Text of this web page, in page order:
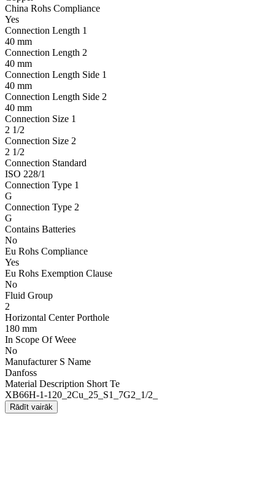
China Rohs Compliance
Yes
Connection Length 1
40 mm
Connection Length 2
40 mm
Connection Length Side 1
40 mm
Connection Length Side 2
40 mm
Connection Size 1
2 1/2
Connection Size 2
2 1/2
Connection Standard
ISO 228/1
Connection Type 1
G
Connection Type 2
G
Contains Batteries
No
Eu Rohs Compliance
Yes
Eu Rohs Exemption Clause
No
Fluid Group
2
Horizontal Center Porthole
180 mm
In Scope Of Weee
No
Manufacturer S Name
Danfoss
Material Description Short Te
XB66H-1-120_2Cu_25_S1_7G2_1/2_
Rādīt vairāk